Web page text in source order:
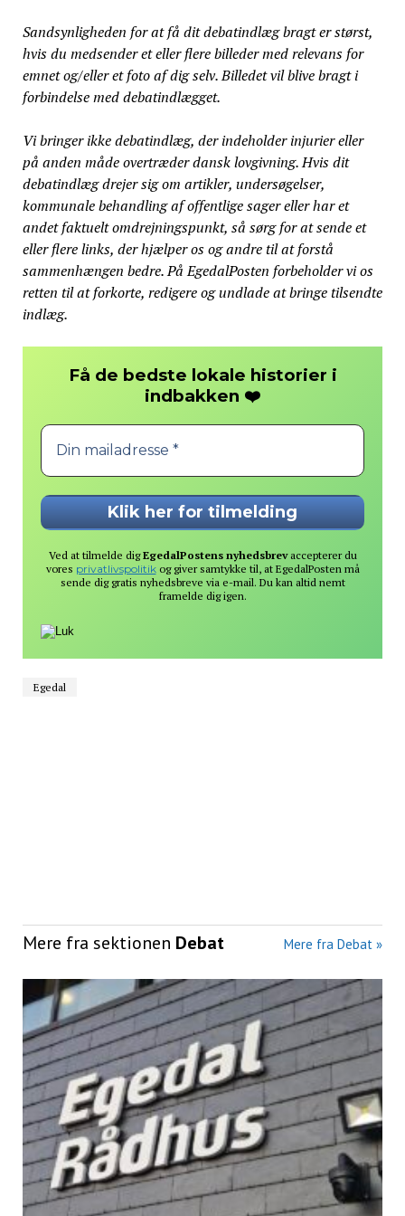
Sandsynligheden for at få dit debatindlæg bragt er størst,
hvis du medsender et eller flere billeder med relevans for
emnet og/eller et foto af dig selv. Billedet vil blive bragt i
forbindelse med debatindlægget.
Vi bringer ikke debatindlæg, der indeholder injurier eller
på anden måde overtræder dansk lovgivning. Hvis dit
debatindlæg drejer sig om artikler, undersøgelser,
kommunale behandling af offentlige sager eller har et
andet faktuelt omdrejningspunkt, så sørg for at sende et
eller flere links, der hjælper os og andre til at forstå
sammenhængen bedre. På EgedalPosten forbeholder vi os
retten til at forkorte, redigere og undlade at bringe tilsendte
indlæg.
Få de bedste lokale historier i
indbakken ❤️
Ved at tilmelde digEgedalPostens nyhedsbrevaccepterer du
vores privatlivspolitikog giver samtykke til, at EgedalPosten må
sende dig gratis nyhedsbreve via e-mail. Du kan altid nemt
framelde dig igen.
Egedal
Mere fra sektionen Debat Mere fra Debat »